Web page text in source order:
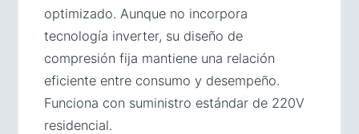
optimizado. Aunque no incorpora
tecnología inverter, su diseño de
compresión fija mantiene una relación
eficiente entre consumo y desempeño.
Funciona con suministro estándar de 220V
residencial.